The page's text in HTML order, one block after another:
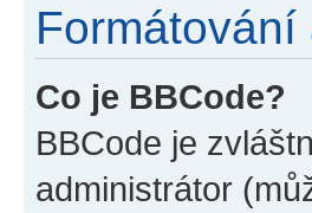
Co je BBCode?
BBCode je
administrátor